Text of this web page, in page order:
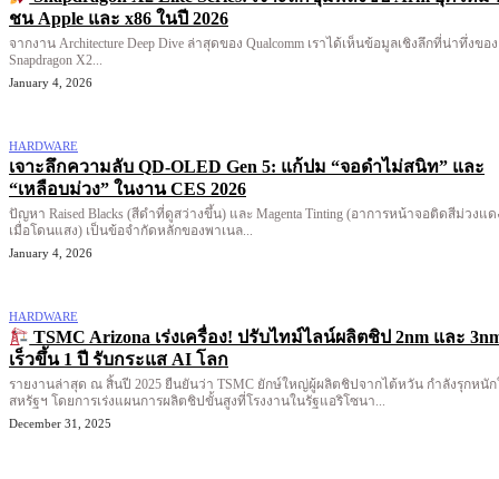
ชน Apple และ x86 ในปี 2026
จากงาน Architecture Deep Dive ล่าสุดของ Qualcomm เราได้เห็นข้อมูลเชิงลึกที่น่าทึ่งของ
Snapdragon X2...
January 4, 2026
HARDWARE
เจาะลึกความลับ QD-OLED Gen 5: แก้ปม “จอดำไม่สนิท” และ
“เหลือบม่วง” ในงาน CES 2026
ปัญหา Raised Blacks (สีดำที่ดูสว่างขึ้น) และ Magenta Tinting (อาการหน้าจอติดสีม่วงแด
เมื่อโดนแสง) เป็นข้อจำกัดหลักของพาเนล...
January 4, 2026
HARDWARE
TSMC Arizona เร่งเครื่อง! ปรับไทม์ไลน์ผลิตชิป 2nm และ
เร็วขึ้น 1 ปี รับกระแส AI โลก
รายงานล่าสุด ณ สิ้นปี 2025 ยืนยันว่า TSMC ยักษ์ใหญ่ผู้ผลิตชิปจากไต้หวัน กำลังรุกหนัก
สหรัฐฯ โดยการเร่งแผนการผลิตชิปขั้นสูงที่โรงงานในรัฐแอริโซนา...
December 31, 2025